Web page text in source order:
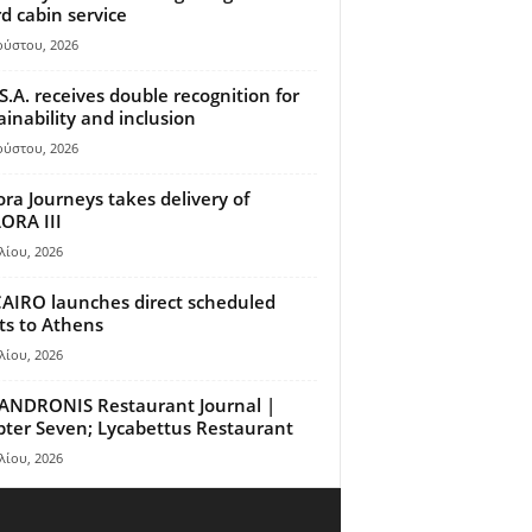
cabin service
2026
receives double recognition for
and inclusion
2026
Journeys takes delivery of
III
2026
launches direct scheduled
to Athens
2026
Restaurant Journal |
Seven; Lycabettus Restaurant
2026